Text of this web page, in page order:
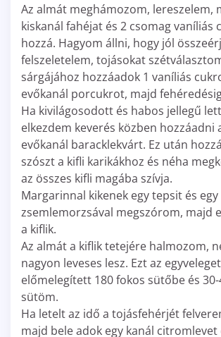
Az almát meghámozom, lereszelem,
kiskanál fahéjat és 2 csomag vaníliás
hozzá. Hagyom állni, hogy jól
felszeletelem, tojásokat
sárgájához hozzáadok 1 vaníliás
evőkanál porcukrot, majd
Ha kivilágosodott és habos jellegű
elkezdem keverés közben hozzáadni
evőkanál baracklekvárt. Ez után
szószt a kifli karikákhoz és néha
az összes kifli magába szívja.
Margarinnal kikenek egy tepsit és egy
zsemlemorzsával megszórom, majd
a kiflik.
Az almát a kiflik tetejére halmozom,
nagyon leveses lesz. Ezt az
előmelegített 180 fokos sütőbe és
sütöm.
Ha letelt az idő a tojásfehérjét
majd bele adok egy kanál